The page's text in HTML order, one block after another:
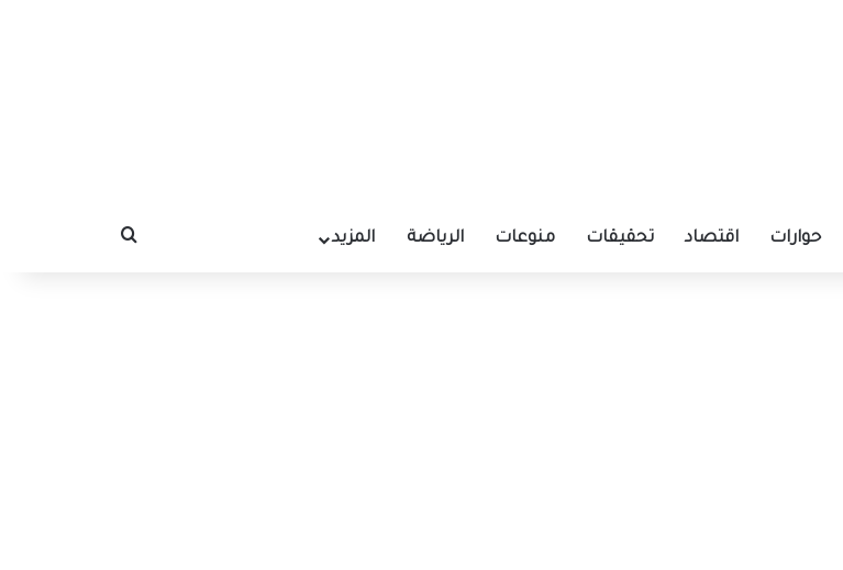
حوارات اقتصاد تحقيقات منوعات الرياضة المزيد بحث عن